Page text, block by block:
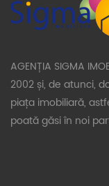
AGENȚIA SIGMA
2002 și, de atunci,
piața imobiliară,
poată găsi în noi